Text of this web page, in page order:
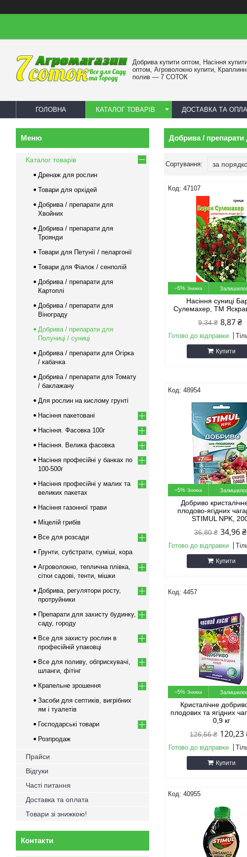
Добрива купити оптом, Насіння
оптом, Агроволокно купити,
полив — 7 СОТОК
ГОЛОВНА КАТАЛОГ ТОВАРІВ ДОСТАВКА ТА
Добрива / препарати
47107
–5%
Насіння суниці
Сулемахер, ТМ
9,34 ₴ 8,87 ₴
Готово до відправки
Купити
48954
–5%
Добриво
плодово-ягідних
STIMUL NPK,
36,80 ₴ 34,96 ₴
Готово до відправки
Купити
4457
–5%
Кристалічне
плодових та ягідних
0,9 кг
126,56 ₴ 120,23
Готово до відправки
Купити
40955
Каталог товарів
Дренаж для рослин
Товари для орхідей
Добрива / препарати для
Хвойних
Добрива / препарати для
Троянди
Товари для Петунії / пеларгонії
Товари для Фіалок / сенполій
Добрива / препарати для
Картоплі
Добрива / препарати для
Вінограду
Добрива / препарати для
Полуниці / суниці
Добрива / препарати для Огірка
/ кабачка
Добрива / препарати для Томату
/ баклажану
Для рослин на кислому грунті
Насіння пакетовані
Насіння. Фасовка 100г
Насіння. Велика фасовка
Насіння професійні у банках по
100-500г
Насіння професійні у малих та
великих пакетах
Насіння газонної трави
Міцелій грибів
Все для розсади
Грунти, субстрати, суміші, кора
Агроволокно, теплична плівка,
сітки садові, тенти, мішки
Добрива, регулятори росту,
протруйники
Препарати для захисту будинку,
саду, городу
Все для захисту рослин в
професійній упаковці
Все для поливу, обприскувачі,
шланги, фітінг
Крапельне зрошення
Засоби для септиків, вигрібних
ям і туалетів
Господарські товари
Розпродаж
Прайси
Відгуки
Часті питання
Доставка та оплата
Товари зі знижкою!
Контакти